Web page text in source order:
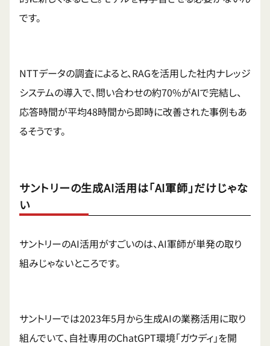
です。
NTTデータの調査によると、RAGを活用した社内ナレッジ
システムの導入で、問い合わせの約70%がAIで完結し、
応答時間が平均48時間から即時に改善された事例もあ
るそうです。
サントリーの生成AI活用は「AI軍師」だけじゃな
い
サントリーのAI活用がすごいのは、AI軍師が単発の取り
組みじゃないところです。
サントリーでは2023年5月から生成AIの業務活用に取り
組んでいて、自社専用のChatGPT環境「ガウディ」を開